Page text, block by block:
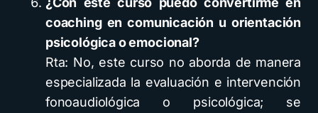
coaching en comunicación u orientación
psicológica o emocional?
Rta: No, este curso no aborda de manera
especializada la evaluación e intervención
fonoaudiológica o psicológica; se